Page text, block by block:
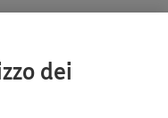
dei